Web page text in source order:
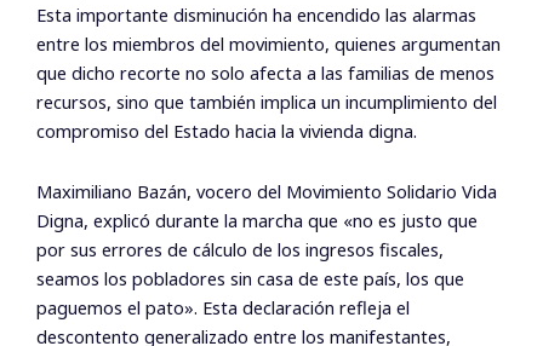
Esta importante disminución ha encendido las alarmas
entre los miembros del movimiento, quienes argumentan
que dicho recorte no solo afecta a las familias de menos
recursos, sino que también implica un incumplimiento del
compromiso del Estado hacia la vivienda digna.
Maximiliano Bazán, vocero del Movimiento Solidario Vida
Digna, explicó durante la marcha que «no es justo que
por sus errores de cálculo de los ingresos fiscales,
seamos los pobladores sin casa de este país, los que
paguemos el pato». Esta declaración refleja el
descontento generalizado entre los manifestantes,